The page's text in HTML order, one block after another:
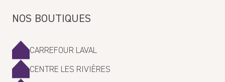
NOS BOUTIQUES
CARREFOUR LAVAL
CENTRE LES RIVIÈRES